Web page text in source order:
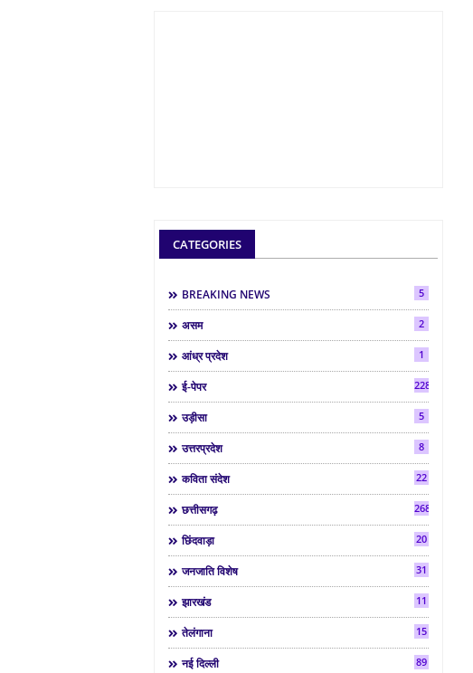
CATEGORIES
BREAKING NEWS 5
असम 2
आंध्र प्रदेश 1
ई-पेपर 2286
उड़ीसा 5
उत्तरप्रदेश 8
कविता संदेश 22
छत्तीसगढ़ 268
छिंदवाड़ा 20
जनजाति विशेष 31
झारखंड 11
तेलंगाना 15
नई दिल्ली 89